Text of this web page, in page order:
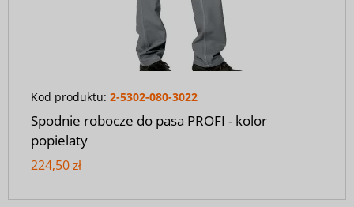
Kod produktu: 2-5302-080-3022
Spodnie robocze do pasa PROFI - kolor
popielaty
224,50 zł